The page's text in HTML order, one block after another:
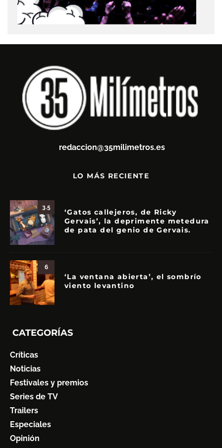
redaccion@35milimetros.es
LO MÁS RECIENTE
3.5
‘Gatos callejeros, de Ricky
Gervais’, la deprimente metedura
de pata del genio de Gervais.
6
‘La ventana abierta’, el sombrío
viento levantino
CATEGORÍAS
Críticas
Noticias
Festivales y premios
Series de TV
Trailers
Especiales
Opinión